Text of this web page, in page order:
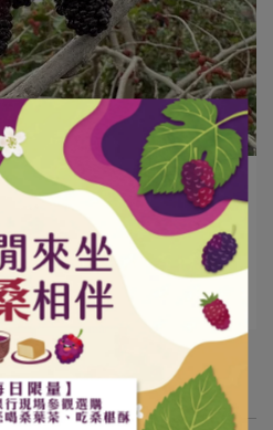
文化祭圓滿結束
多文章